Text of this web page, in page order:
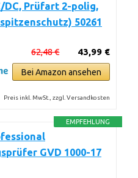
DC, Prüfart 2-polig,
50261
43,99 €
62,48 €
Bei Amazon ansehen
Preis inkl. MwSt., zzgl. Versandkosten
EMPFEHLUNG
GVD 1000-17